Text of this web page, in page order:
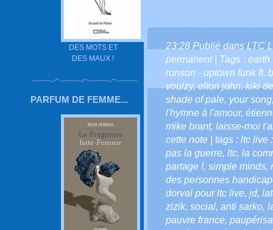
DES MOTS ET
DES MAUX !
PARFUM DE FEMME...
23:28 Publié dans LTC
permanent| Tags : earth
ronson - uptown funk ft.
voulzy,elton john,kiki
shade of pale, your song
l'hymne à l'amour,
mike brant, laisse-moi
cette note | tags : ltc live
pas la guerre, ltc, la
partage !, simple minds,
des personnes
dorval pour ltc live, jd,
zizik, social, anti sarko,
pauvre france,